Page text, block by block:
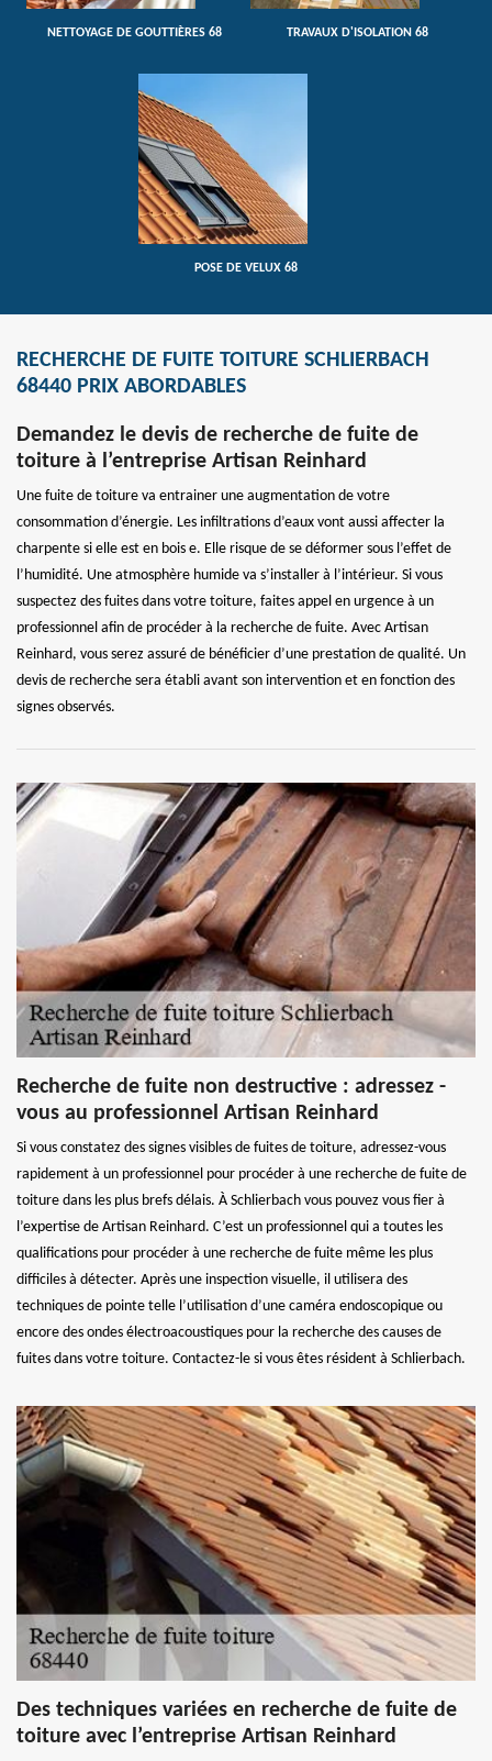
NETTOYAGE DE GOUTTIÈRES 68 TRAVAUX D'ISOLATION 68
POSE DE VELUX 68
RECHERCHE DE FUITE TOITURE SCHLIERBACH
68440 PRIX ABORDABLES
Demandez le devis de recherche de fuite de
toiture à l’entreprise Artisan Reinhard
Une fuite de toiture va entrainer une augmentation de votre
consommation d’énergie. Les infiltrations d’eaux vont aussi affecter la
charpente si elle est en bois e. Elle risque de se déformer sous l’effet de
l’humidité. Une atmosphère humide va s’installer à l’intérieur. Si vous
suspectez des fuites dans votre toiture, faites appel en urgence à un
professionnel afin de procéder à la recherche de fuite. Avec Artisan
Reinhard, vous serez assuré de bénéficier d’une prestation de qualité. Un
devis de recherche sera établi avant son intervention et en fonction des
signes observés.
Recherche de fuite non destructive : adressez -
vous au professionnel Artisan Reinhard
Si vous constatez des signes visibles de fuites de toiture, adressez-vous
rapidement à un professionnel pour procéder à une recherche de fuite de
toiture dans les plus brefs délais. À Schlierbach vous pouvez vous fier à
l’expertise de Artisan Reinhard. C’est un professionnel qui a toutes les
qualifications pour procéder à une recherche de fuite même les plus
difficiles à détecter. Après une inspection visuelle, il utilisera des
techniques de pointe telle l’utilisation d’une caméra endoscopique ou
encore des ondes électroacoustiques pour la recherche des causes de
fuites dans votre toiture. Contactez-le si vous êtes résident à Schlierbach.
Des techniques variées en recherche de fuite de
toiture avec l’entreprise Artisan Reinhard